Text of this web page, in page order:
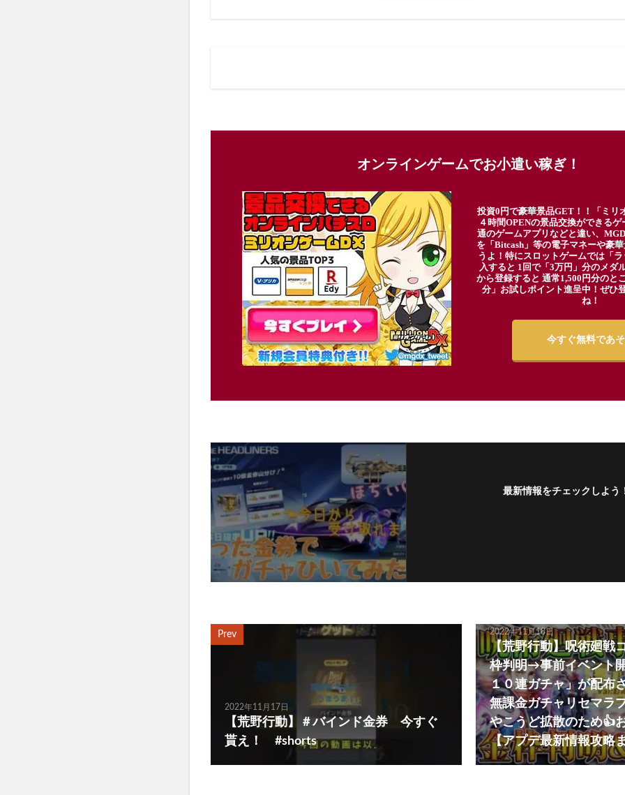
オンラインゲームでお小遣い稼ぎ！
投資0円で豪華景品GET！！「ミリ
４時間OPENの景品交換ができる
通のゲームアプリなどと違い、
を「Bitcash」等の電子マネーや豪
うよ！特にスロットゲームでは「
入すると 1回で「3万円」分のメダ
から登録すると 通常1,500円分のと
分」お試しポイント進呈中！ぜひ
ね！
今すぐ無料であ
最新情報をチェックしよう
Prev
2022年11月17日
【荒野行動】＃バインド金券 今すぐ
貰え！ #shorts
2022年11月18日
【荒野行動】呪術廻戦
枠判明→事前イベント
１０連ガチャ」が配布
無課金ガチャリセマラ
やこうど拡散のため👍
【アプデ最新情報攻略